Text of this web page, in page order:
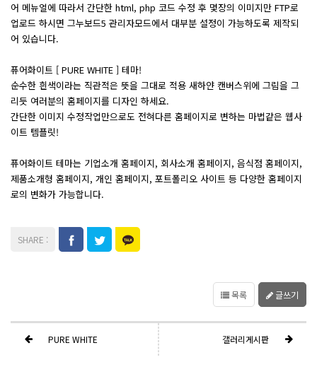
어 메뉴얼에 따라서 간단한 html, php 코드 수정 후 몇장의 이미지만 FTP로
업로드 하시면 그누보드5 관리자모드에서 대부분 설정이 가능하도록 제작되
어 있습니다.
퓨어화이트 [ PURE WHITE ] 테마!
순수한 흰색이라는 직관적은 뜻을 그대로 적용 새하얀 캔버스위에 그림을 그
리듯 여러분의 홈페이지를 디자인 하세요.
간단한 이미지 수정작업만으로도 전혀다른 홈페이지로 변하는 마법같은 웹사
이트 템플릿!
퓨어화이트 테마는 기업소개 홈페이지, 회사소개 홈페이지, 음식점 홈페이지,
제품소개형 홈페이지, 개인 홈페이지, 포트폴리오 사이트 등 다양한 홈페이지
로의 변화가 가능합니다.
목록 글쓰기
PURE WHITE 갤러리게시판